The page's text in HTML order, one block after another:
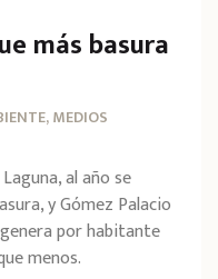
más basura
MEDIOS
al año se
y Gómez Palacio
por habitante
menos.